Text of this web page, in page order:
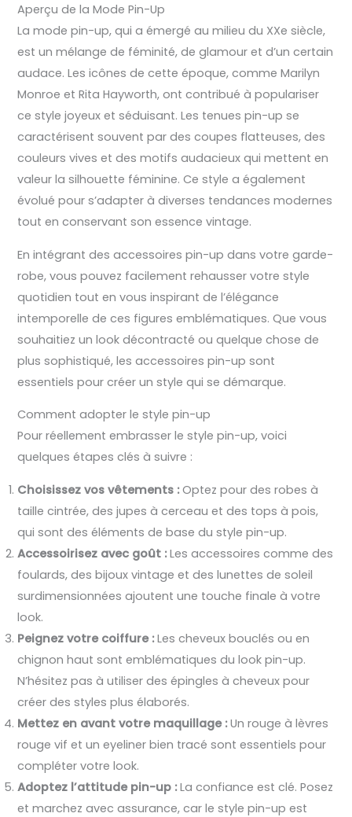
Aperçu de la Mode Pin-Up
La mode pin-up, qui a émergé au milieu du XXe siècle,
est un mélange de féminité, de glamour et d’un certain
audace. Les icônes de cette époque, comme Marilyn
Monroe et Rita Hayworth, ont contribué à populariser
ce style joyeux et séduisant. Les tenues pin-up se
caractérisent souvent par des coupes flatteuses, des
couleurs vives et des motifs audacieux qui mettent en
valeur la silhouette féminine. Ce style a également
évolué pour s’adapter à diverses tendances modernes
tout en conservant son essence vintage.
En intégrant des accessoires pin-up dans votre garde-
robe, vous pouvez facilement rehausser votre style
quotidien tout en vous inspirant de l’élégance
intemporelle de ces figures emblématiques. Que vous
souhaitiez un look décontracté ou quelque chose de
plus sophistiqué, les accessoires pin-up sont
essentiels pour créer un style qui se démarque.
Comment adopter le style pin-up
Pour réellement embrasser le style pin-up, voici
quelques étapes clés à suivre :
Choisissez vos vêtements :Optez pour des robes à
taille cintrée, des jupes à cerceau et des tops à pois,
qui sont des éléments de base du style pin-up.
Accessoirisez avec goût :Les accessoires comme des
foulards, des bijoux vintage et des lunettes de soleil
surdimensionnées ajoutent une touche finale à votre
look.
Peignez votre coiffure :Les cheveux bouclés ou en
chignon haut sont emblématiques du look pin-up.
N’hésitez pas à utiliser des épingles à cheveux pour
créer des styles plus élaborés.
Mettez en avant votre maquillage :Un rouge à lèvres
rouge vif et un eyeliner bien tracé sont essentiels pour
compléter votre look.
Adoptez l’attitude pin-up :La confiance est clé. Posez
et marchez avec assurance, car le style pin-up est